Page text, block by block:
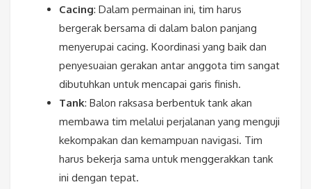
Cacing: Dalam permainan ini, tim harus
bergerak bersama di dalam balon panjang
menyerupai cacing. Koordinasi yang baik dan
penyesuaian gerakan antar anggota tim sangat
dibutuhkan untuk mencapai garis finish.
Tank: Balon raksasa berbentuk tank akan
membawa tim melalui perjalanan yang menguji
kekompakan dan kemampuan navigasi. Tim
harus bekerja sama untuk menggerakkan tank
ini dengan tepat.